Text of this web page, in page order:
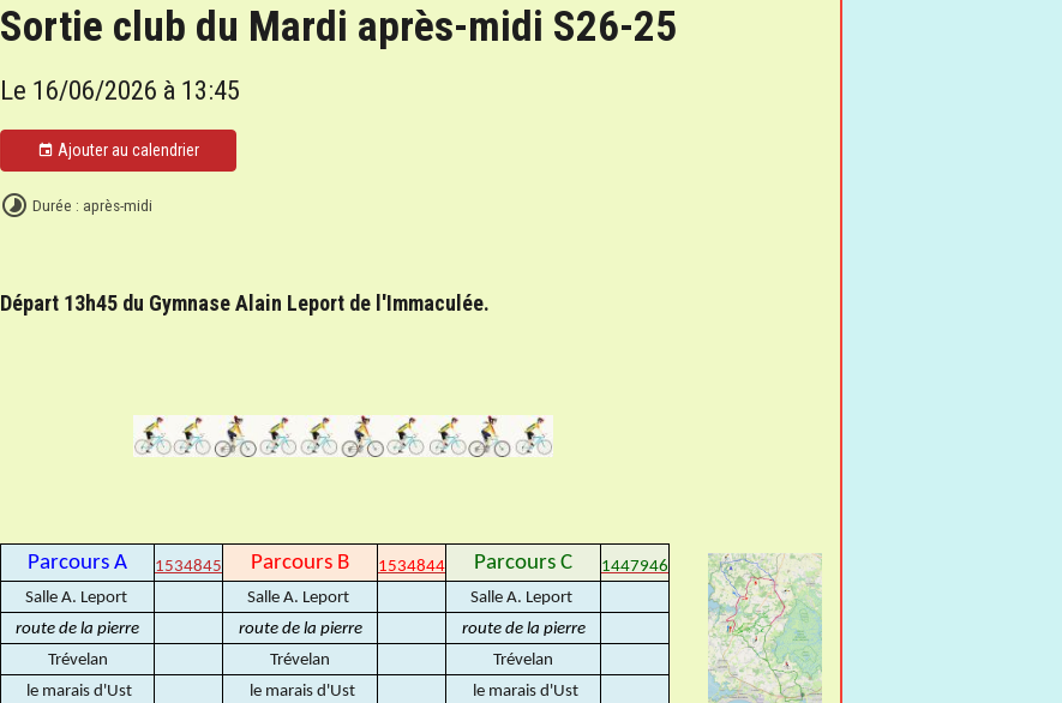
Sortie club du Mardi après-midi S26-25
Le 16/06/2026 à 13:45
Ajouter au calendrier
Durée : après-midi
Départ 13h45 du Gymnase Alain Leport de l'Immaculée.
Parcours A 1534845 Parcours B 1534844 Parcours C
1447946
Salle A. Leport
Salle A. Leport
Salle A. Leport
route de la pierre
route de la pierre
route de la pierre
Trévelan
Trévelan
Trévelan
le marais d'Ust
le marais d'Ust
le marais d'Ust